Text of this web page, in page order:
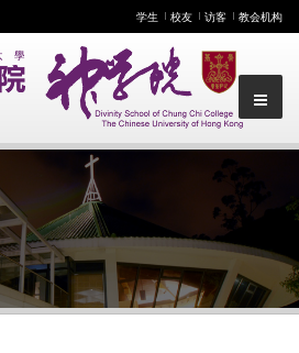
学生 校友 访客 教会机构